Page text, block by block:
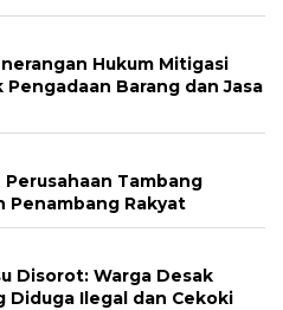
Hukum Mitigasi
Barang dan Jasa
Tambang
Penambang Rakyat
Disorot: Warga Desak
Diduga Ilegal dan Cekoki